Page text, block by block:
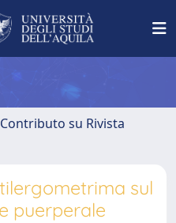
su Rivista
sul
puerperale